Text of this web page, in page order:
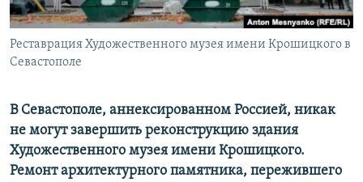
УКРАИНСКАЯ ПРОБЛЕМА КРЫМА
Все сайты RFE/RL
Реставрация Художественного музея имени Крошицкого в
Севастополе
В Севастополе, аннексированном Россией, никак
не могут завершить реконструкцию здания
Художественного музея имени Крошицкого.
Ремонт архитектурного памятника, пережившего